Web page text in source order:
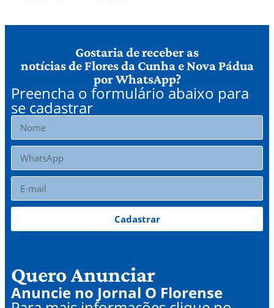
Gostaria de receber as
notícias de Flores da Cunha e Nova Pádua
por WhatsApp?
Preencha o formulário abaixo para
se cadastrar
Cadastrar
Quero Anunciar
Anuncie no Jornal O Florense